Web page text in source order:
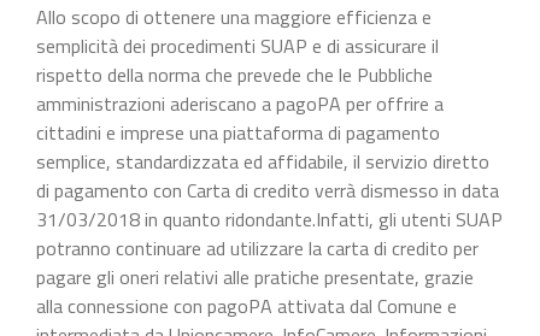
Allo scopo di ottenere una maggiore efficienza e
semplicità dei procedimenti SUAP e di assicurare il
rispetto della norma che prevede che le Pubbliche
amministrazioni aderiscano a pagoPA per offrire a
cittadini e imprese una piattaforma di pagamento
semplice, standardizzata ed affidabile, il servizio diretto
di pagamento con Carta di credito verrà dismesso in data
31/03/2018 in quanto ridondante.Infatti, gli utenti SUAP
potranno continuare ad utilizzare la carta di credito per
pagare gli oneri relativi alle pratiche presentate, grazie
alla connessione con pagoPA attivata dal Comune e